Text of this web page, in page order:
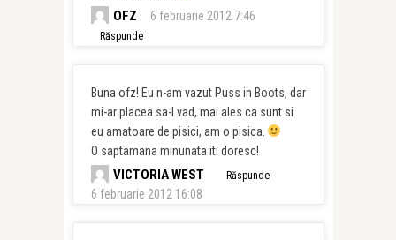
OFZ 6 februarie 2012 7:46
Răspunde
Buna ofz! Eu n-am vazut Puss in Boots, dar
mi-ar placea sa-l vad, mai ales ca sunt si
eu amatoare de pisici, am o pisica.
O saptamana minunata iti doresc!
VICTORIA WEST
6 februarie 2012 16:08
Răspunde